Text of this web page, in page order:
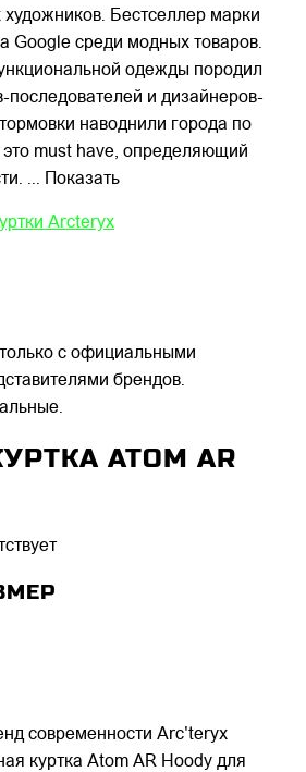
Бестселлер марки
Google среди модных товаров.
одежды породил
последователей и дизайнеров-
наводнили города по
must have, определяющий
... Показать
Arcteryx
с официальными
брендов.
ATOM AR
современности Arc'teryx
куртка Atom AR Hoody для